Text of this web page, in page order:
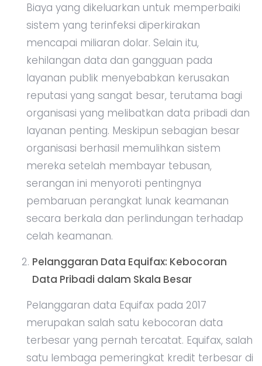
Biaya yang dikeluarkan untuk memperbaiki
sistem yang terinfeksi diperkirakan
mencapai miliaran dolar. Selain itu,
kehilangan data dan gangguan pada
layanan publik menyebabkan kerusakan
reputasi yang sangat besar, terutama bagi
organisasi yang melibatkan data pribadi dan
layanan penting. Meskipun sebagian besar
organisasi berhasil memulihkan sistem
mereka setelah membayar tebusan,
serangan ini menyoroti pentingnya
pembaruan perangkat lunak keamanan
secara berkala dan perlindungan terhadap
celah keamanan.
Pelanggaran Data Equifax: Kebocoran
Data Pribadi dalam Skala Besar
Pelanggaran data Equifax pada 2017
merupakan salah satu kebocoran data
terbesar yang pernah tercatat. Equifax, salah
satu lembaga pemeringkat kredit terbesar di